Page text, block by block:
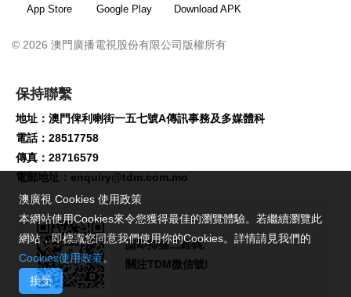
App Store Google Play Download APK
© 2026 澳門廣播電視股份有限公司版權所有
保持聯繫
地址：澳門俾利喇街一五七號A傳訊事務及多媒體科
電話：28517758
傳真：28716579
電郵地址： enquiry@tdm.com.mo
請即掃描二維碼,
關注TDM微信號!
澳廣視 Cookies 使用政策
本網站使用Cookies來令您獲得最佳的瀏覽體驗。若繼續瀏覽此
網站，即標識您同意我們使用你的Cookies。詳情請見我們的
Cookies使用政策。
接受